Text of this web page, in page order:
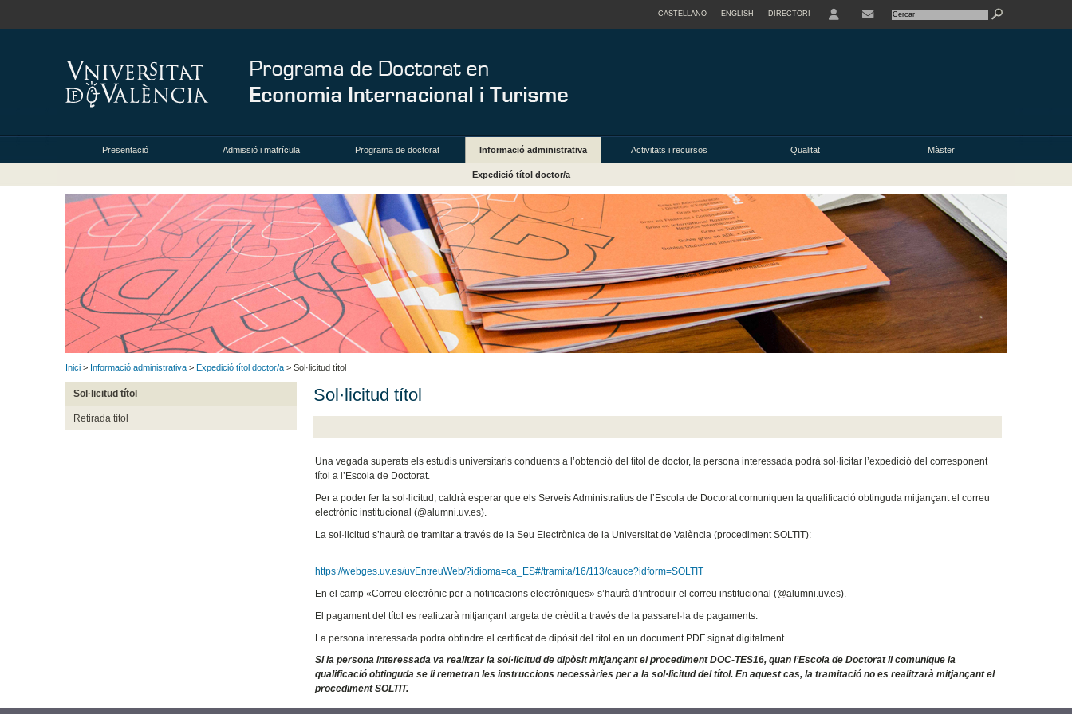
CASTELLANO ENGLISH DIRECTORI
Presentació Admissió i matrícula Programa de doctorat Informació administrativa Activitats i recursos Qualitat Màster
Expedició títol doctor/a
Inici > Informació administrativa > Expedició títol doctor/a > Sol·licitud títol
Sol·licitud títol
Retirada títol
Sol·licitud títol
Una vegada superats els estudis universitaris conduents a l’obtenció del títol de doctor, la persona interessada podrà sol·licitar l’expedició del corresponent
títol a l’Escola de Doctorat.
Per a poder fer la sol·licitud, caldrà esperar que els Serveis Administratius de l’Escola de Doctorat comuniquen la qualificació obtinguda mitjançant el correu
electrònic institucional (@alumni.uv.es).
La sol·licitud s’haurà de tramitar a través de la Seu Electrònica de la Universitat de València (procediment SOLTIT):
https://webges.uv.es/uvEntreuWeb/?idioma=ca_ES#/tramita/16/113/cauce?idform=SOLTIT
En el camp «Correu electrònic per a notificacions electròniques» s’haurà d’introduir el correu institucional (@alumni.uv.es).
El pagament del títol es realitzarà mitjançant targeta de crèdit a través de la passarel·la de pagaments.
La persona interessada podrà obtindre el certificat de dipòsit del títol en un document PDF signat digitalment.
Si la persona interessada va realitzar la sol·licitud de dipòsit mitjançant el procediment DOC-TES16, quan l’Escola de Doctorat li comunique la
qualificació obtinguda se li remetran les instruccions necessàries per a la sol·licitud del títol. En aquest cas, la tramitació no es realitzarà mitjançant el
procediment SOLTIT.